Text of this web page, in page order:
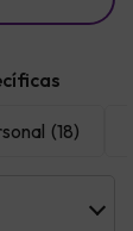
(18)